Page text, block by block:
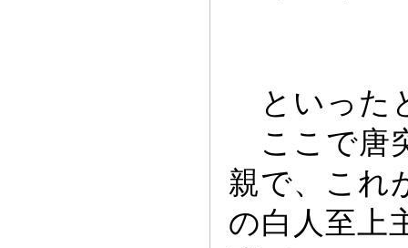
とい っ た
ここで唐
親で、これ
の白人至上